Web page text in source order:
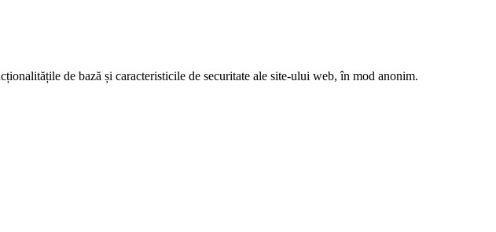
de bază și caracteristicile de securitate ale site-ului web, în mod anonim.